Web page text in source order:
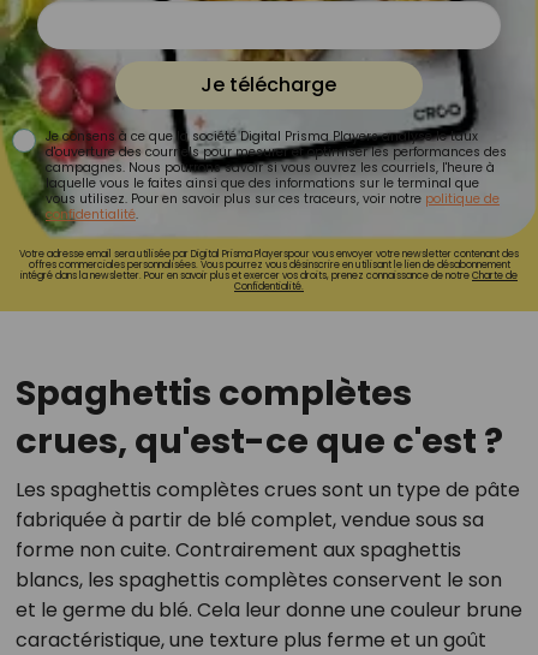
Je télécharge
Je consens à ce que la société Digital Prisma Players analyse le taux
d'ouverture des courriels pour mesurer et optimiser les performances des
campagnes. Nous pourrons savoir si vous ouvrez les courriels, l'heure à
laquelle vous le faites ainsi que des informations sur le terminal que
vous utilisez. Pour en savoir plus sur ces traceurs, voir notre politique de
confidentialité.
Votre adresse email sera utilisée par Digital Prisma Playerspour vous envoyer votre newsletter contenant des
offres commerciales personnalisées. Vous pourrez vous désinscrire en utilisant le lien de désabonnement
intégré dans la newsletter. Pour en savoir plus et exercer vos droits, prenez connaissance de notreCharte de
Confidentialité.
Spaghettis complètes
crues, qu'est-ce que c'est ?
Les spaghettis complètes crues sont un type de pâte
fabriquée à partir de blé complet, vendue sous sa
forme non cuite. Contrairement aux spaghettis
blancs, les spaghettis complètes conservent le son
et le germe du blé. Cela leur donne une couleur brune
caractéristique, une texture plus ferme et un goût